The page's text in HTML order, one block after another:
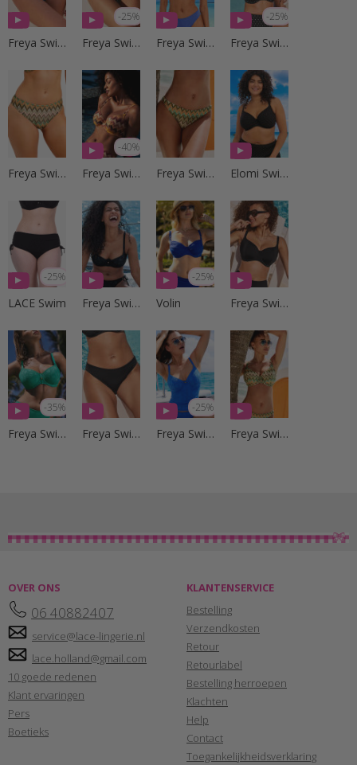
Freya Swim
-25%
Freya Swim Freya Swim
-25%
Freya Swim
Freya Swim
-40%
Freya Swim Freya Swim Elomi Swim
-25%
LACE Swim Freya Swim
-25%
Volin Freya Swim
-35%
Freya Swim Freya Swim
-25%
Freya Swim Freya Swim
OVER ONS
06 40882407
service@lace-lingerie.nl
lace.holland@gmail.com
10 goede redenen
Klant ervaringen
Pers
Boetieks
KLANTENSERVICE
Bestelling
Verzendkosten
Retour
Retourlabel
Bestelling herroepen
Klachten
Help
Contact
Toegankelijkheidsverklaring